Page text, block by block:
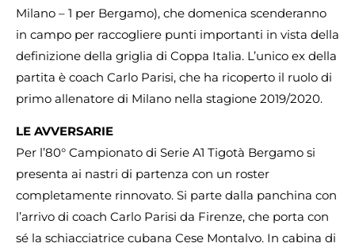
Milano – 1 per Bergamo), che domenica scenderanno
in campo per raccogliere punti importanti in vista della
definizione della griglia di Coppa Italia. L’unico ex della
partita è coach Carlo Parisi, che ha ricoperto il ruolo di
primo allenatore di Milano nella stagione 2019/2020.
LE AVVERSARIE
Per l’80° Campionato di Serie A1 Tigotà Bergamo si
presenta ai nastri di partenza con un roster
completamente rinnovato. Si parte dalla panchina con
l’arrivo di coach Carlo Parisi da Firenze, che porta con
sé la schiacciatrice cubana Cese Montalvo. In cabina di